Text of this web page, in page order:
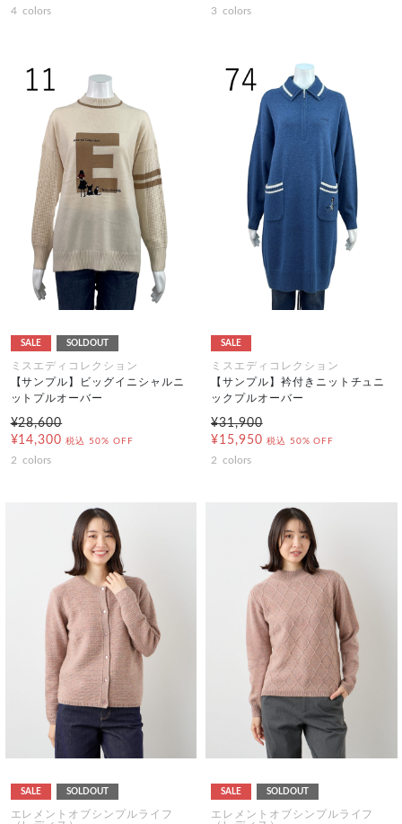
4 colors 3 colors
SALE SOLDOUT
ミスエディコレクション
【サンプル】ビッグイニシャルニ
ットプルオーバー
¥28,600
¥14,300 税込 50% OFF
2 colors
SALE
ミスエディコレクション
【サンプル】衿付きニットチュニ
ックプルオーバー
¥31,900
¥15,950 税込 50% OFF
2 colors
SALE SOLDOUT
エレメントオブシンプルライフ
SALE SOLDOUT
エレメントオブシンプルライフ